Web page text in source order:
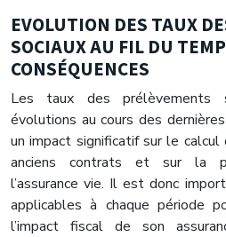
EVOLUTION DES TAUX
SOCIAUX AU FIL DU
CONSÉQUENCES
Les taux des prélèvements
évolutions au cours des
un impact significatif sur le
anciens contrats et sur la
l’assurance vie. Il est donc
applicables à chaque période
l’impact fiscal de son